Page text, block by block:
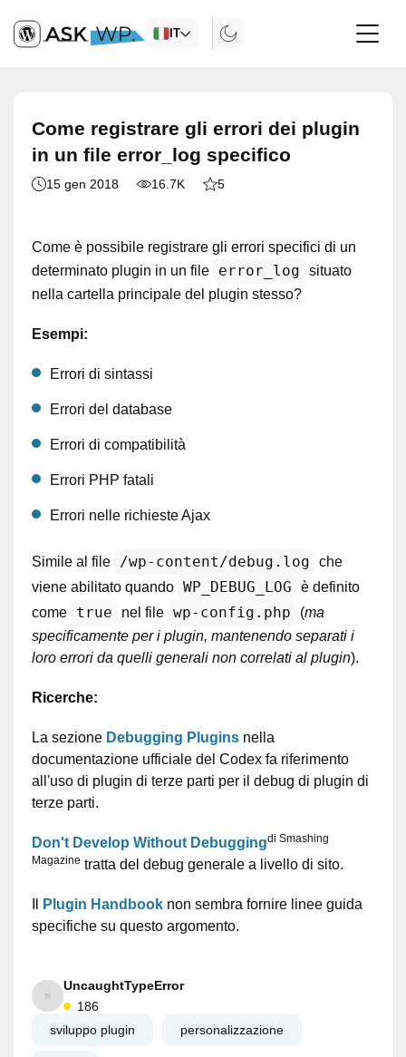
IT
Come registrare gli errori dei plugin
in un file error_log specifico
15 gen 2018 16.7K 5
Come è possibile registrare gli errori specifici di un
determinato plugin in un file
error_log
situato
nella cartella principale del plugin stesso?
Esempi:
Errori di sintassi
Errori del database
Errori di compatibilità
Errori PHP fatali
Errori nelle richieste Ajax
Simile al file /wp-content/debug.log
che
viene abilitato quando WP_DEBUG_LOG
è definito
come
true nel file wp-config.php (ma
specificamente per i plugin, mantenendo separati i
loro errori da quelli generali non correlati al plugin).
Ricerche:
La sezione Debugging Plugins nella
documentazione ufficiale del Codex fa riferimento
all'uso di plugin di terze parti per il debug di plugin di
terze parti.
Don't Develop Without Debuggingdi Smashing
Magazine tratta del debug generale a livello di sito.
Plugin Handbook non sembra fornire linee guida
specifiche su questo argomento.
UncaughtTypeError
186
sviluppo plugin
personalizzazione